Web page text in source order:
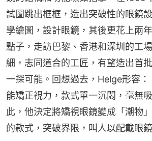
試圖跳出框框，造出突破性的眼鏡
學繪圖，設計眼鏡，其後更花上兩
點子，走訪巴黎、香港和深圳的工
細，志同道合的工匠，有望造出首
一探可能。回想過去，Helge形容
能矯正視力，款式單一沉悶，毫無
此，他決定將矯視眼鏡變成「潮物
的款式，突破界限，叫人以配戴眼